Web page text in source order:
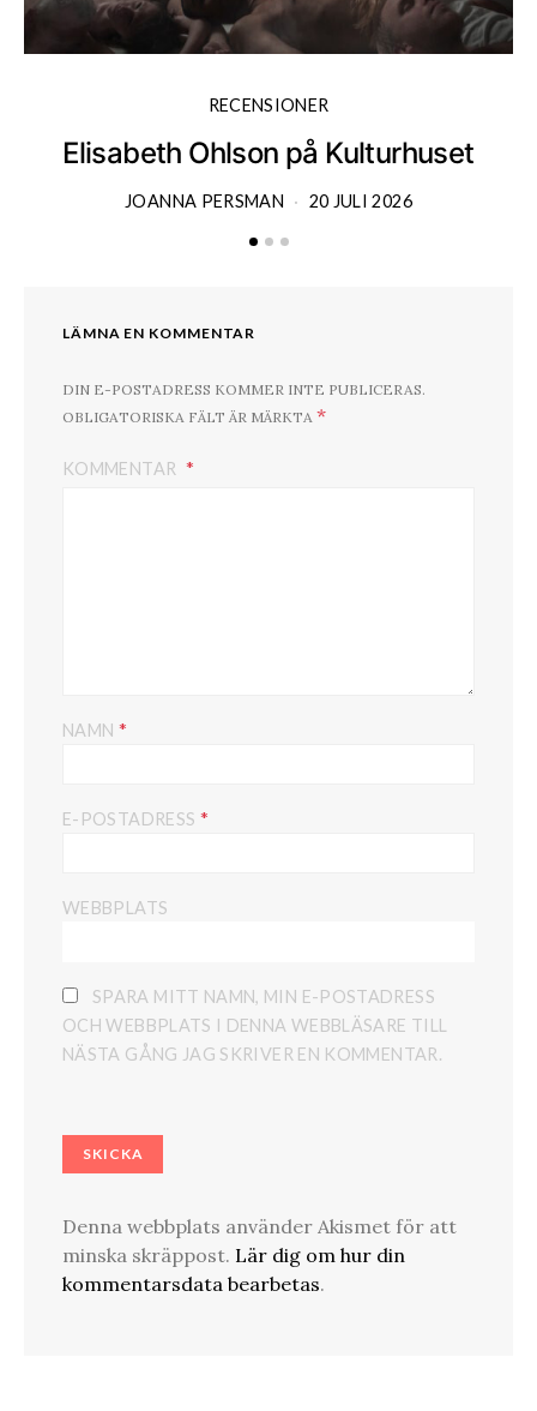
RECENSIONER
Elisabeth Ohlson på Kulturhuset
JOANNA PERSMAN 20 JULI 2026
LÄMNA EN KOMMENTAR
DIN E-POSTADRESS KOMMER INTE PUBLICERAS.
OBLIGATORISKA FÄLT ÄR MÄRKTA *
KOMMENTAR
NAMN *
E-POSTADRESS *
WEBBPLATS
SPARA MITT NAMN, MIN E-POSTADRESS
OCH WEBBPLATS I DENNA WEBBLÄSARE TILL
NÄSTA GÅNG JAG SKRIVER EN KOMMENTAR.
Denna webbplats använder Akismet för att
minska skräppost. Lär dig om hur din
kommentarsdata bearbetas.